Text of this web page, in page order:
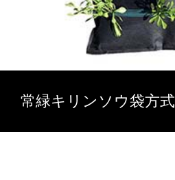
常緑キリンソウ袋方式